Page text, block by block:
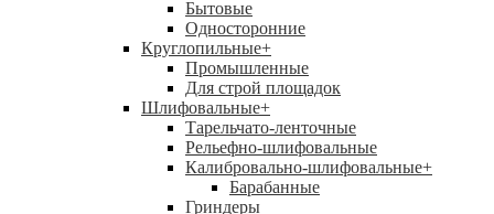
Бытовые
Односторонние
Круглопильные+
Промышленные
Для строй площадок
Шлифовальные+
Тарельчато-ленточные
Рельефно-шлифовальные
Калибровально-шлифовальные+
Барабанные
Гриндеры